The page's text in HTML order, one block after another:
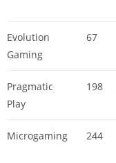
Evolution
Gaming
67
Pragmatic
Play
198
Microgaming 244